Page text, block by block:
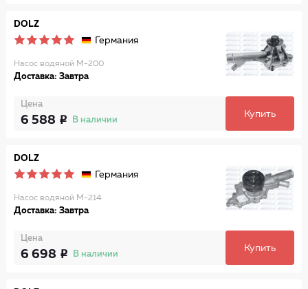
DOLZ
Германия
Насос водяной M-200
Доставка: Завтра
Цена
6 588 В наличии
Купить
DOLZ
Германия
Насос водяной M-214
Доставка: Завтра
Цена
6 698 В наличии
Купить